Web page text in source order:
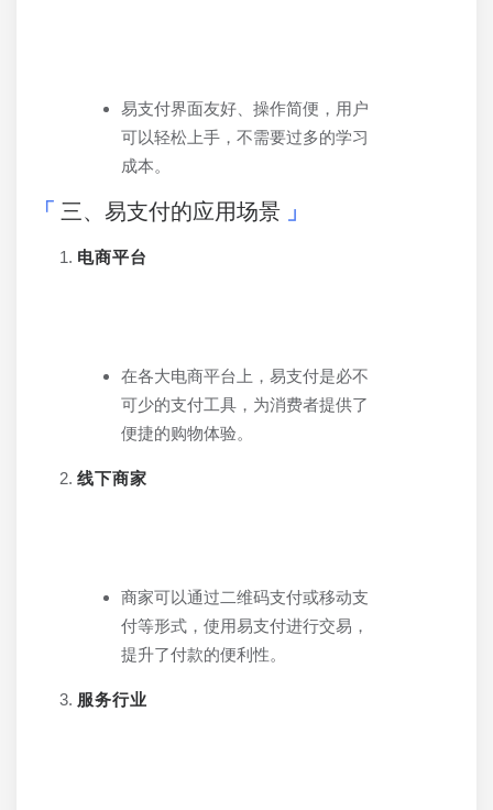
易支付界面友好、操作简便，用户
可以轻松上手，不需要过多的学习
成本。
三、易支付的应用场景
电商平台
在各大电商平台上，易支付是必不
可少的支付工具，为消费者提供了
便捷的购物体验。
线下商家
商家可以通过二维码支付或移动支
付等形式，使用易支付进行交易，
提升了付款的便利性。
服务行业